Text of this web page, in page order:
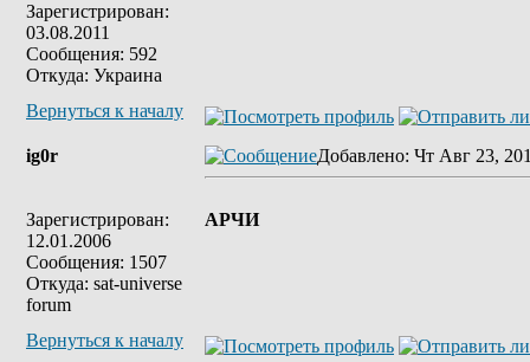
Зарегистрирован:
03.08.2011
Сообщения: 592
Откуда: Украина
Вернуться к началу
ig0r
Зарегистрирован:
12.01.2006
Сообщения: 1507
Откуда: sat-universe
forum
Добавлено: Чт Авг 23,
АРЧИ
Вернуться к началу